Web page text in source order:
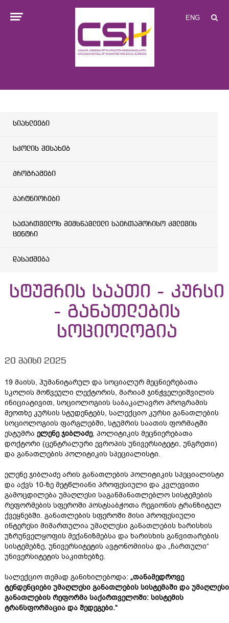
ENG
სიახლეები
სკოლის შესახებ
პროგრამები
პარტნიორები
საქართველოს შემსწავლელი საერთაშორისო კვლევის
ცენტრი
დასაქმება
სტუმრის საათი - კურსი
- განათლების
სოციოლოგია
20 მაისი 2025
19 მაისს, ჰუმანიტარულ და სოციალურ მეცნიერებათა
სკოლის მოწვეული ლექტორის, მარიამ ჯინჭველეიშვილის
ინიციატივით, სოციოლოგიის საბაკალავრო პროგრამის
მეოთხე კურსის სტუდენტებს, სალექციო კურსი განათლების
სოციოლოგიის ფარგლებში, სტუმრის საათის ფორმატში
ესტუმრა ელენე ჯიბლაძე, პოლიტიკის მეცნიერებათა
დოქტორი (ცენტრალური ევროპის უნივერსიტეტი, უნგრეთი)
და განათლების პოლიტიკის სპეციალისტი.
ელენე ჯიბლაძე არის განათლების პოლიტიკის სპეციალისტი
და აქვს 10-ზე მეტწლიანი პროფესიული და კვლევითი
გამოცდილება უმაღლესი საგანმანათლებლო სისტემების
რეფორმების სფეროში პოსტსაბჭოთა რეგიონის ტრანზიტულ
ქვეყნებში. განათლების სფეროში მისი პროფესიული
ინტერესი მიმართულია უმაღლესი განათლების ხარისხის
უზრუნველყოფის მექანიზმებსა და ხარისხის განვითარების
სისტემებზე, უნივერსიტეტის ავტონომიისა და „ჩართული“
უნივერსიტეტის საკითხებზე.
სალექციო თემად განიხილებოდა: „თანამედროვე
ტენდენციები უმაღლესი განათლების სისტემაში და უმაღლესი
განათლების რეფორმა საქართველოში: სისტემის
ტრანსფორმაცია და შედეგები.“